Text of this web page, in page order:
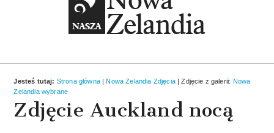
Jesteś tutaj: Strona główna|Nowa Zelandia Zdjęcia| Zdjęcie z galerii: Nowa
Zelandia wybrane
Zdjęcie Auckland nocą